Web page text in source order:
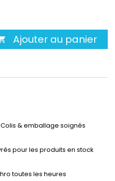
Ajouter au panier
• Colis & emballage soignés
pour les produits en stock
toutes les heures